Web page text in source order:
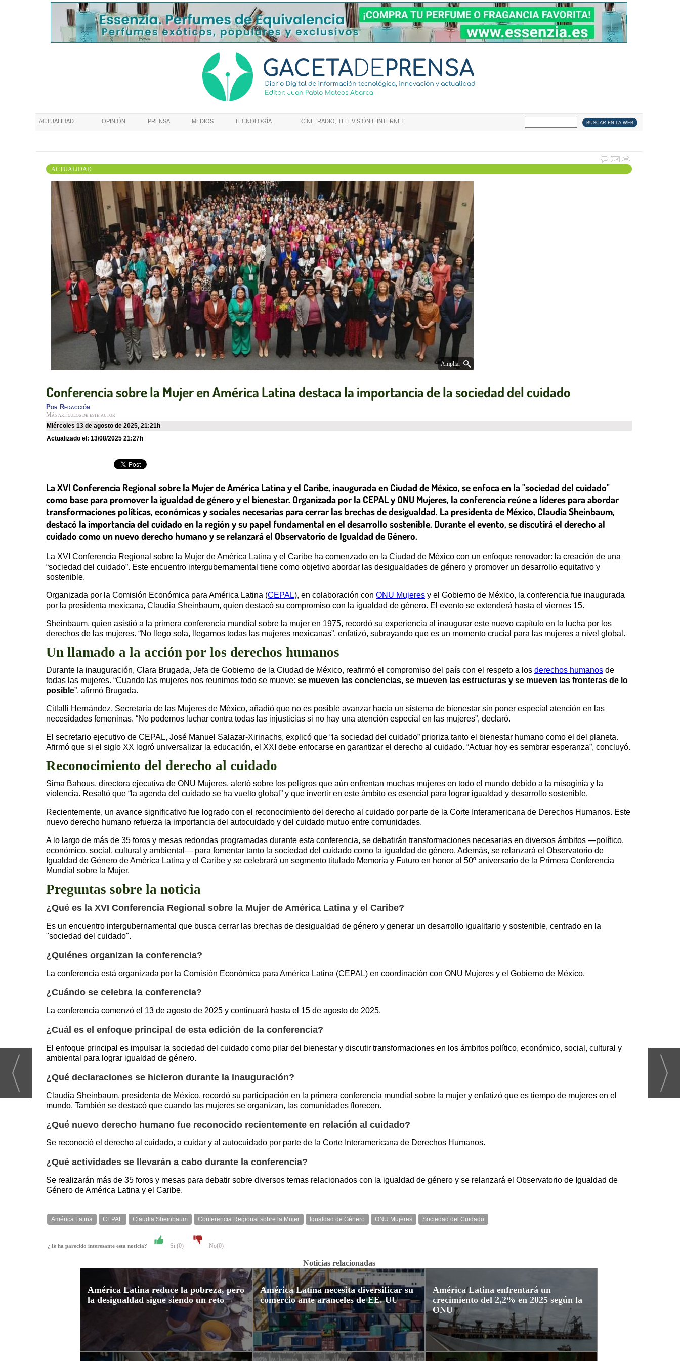
ACTUALIDAD OPINIÓN PRENSA MEDIOS TECNOLOGÍA CINE, RADIO, TELEVISIÓN E INTERNET
ACTUALIDAD
Ampliar
Conferencia sobre la Mujer en América Latina destaca la importancia de la sociedad del cuidado
Por Redacción
Más artículos de este autor
miércoles 13 de agosto de 2025, 21:21h
Actualizado el: 13/08/2025 21:27h
La XVI Conferencia Regional sobre la Mujer de América Latina y el Caribe, inaugurada en Ciudad de México, se enfoca en la "sociedad del cuidado"
como base para promover la igualdad de género y el bienestar. Organizada por la CEPAL y ONU Mujeres, la conferencia reúne a líderes para abordar
transformaciones políticas, económicas y sociales necesarias para cerrar las brechas de desigualdad. La presidenta de México, Claudia Sheinbaum,
destacó la importancia del cuidado en la región y su papel fundamental en el desarrollo sostenible. Durante el evento, se discutirá el derecho al
cuidado como un nuevo derecho humano y se relanzará el Observatorio de Igualdad de Género.
La XVI Conferencia Regional sobre la Mujer de América Latina y el Caribe ha comenzado en la Ciudad de México con un enfoque renovador: la creación de una
“sociedad del cuidado”. Este encuentro intergubernamental tiene como objetivo abordar las desigualdades de género y promover un desarrollo equitativo y
sostenible.
Organizada por la Comisión Económica para América Latina (CEPAL), en colaboración con ONU Mujeres y el Gobierno de México, la conferencia fue inaugurada
por la presidenta mexicana, Claudia Sheinbaum, quien destacó su compromiso con la igualdad de género. El evento se extenderá hasta el viernes 15.
Sheinbaum, quien asistió a la primera conferencia mundial sobre la mujer en 1975, recordó su experiencia al inaugurar este nuevo capítulo en la lucha por los
derechos de las mujeres. “No llego sola, llegamos todas las mujeres mexicanas”, enfatizó, subrayando que es un momento crucial para las mujeres a nivel global.
Un llamado a la acción por los derechos humanos
Durante la inauguración, Clara Brugada, Jefa de Gobierno de la Ciudad de México, reafirmó el compromiso del país con el respeto a los derechos humanos de
todas las mujeres. “Cuando las mujeres nos reunimos todo se mueve: se mueven las conciencias, se mueven las estructuras y se mueven las fronteras de lo
posible”, afirmó Brugada.
Citlalli Hernández, Secretaria de las Mujeres de México, añadió que no es posible avanzar hacia un sistema de bienestar sin poner especial atención en las
necesidades femeninas. “No podemos luchar contra todas las injusticias si no hay una atención especial en las mujeres”, declaró.
El secretario ejecutivo de CEPAL, José Manuel Salazar-Xirinachs, explicó que “la sociedad del cuidado” prioriza tanto el bienestar humano como el del planeta.
Afirmó que si el siglo XX logró universalizar la educación, el XXI debe enfocarse en garantizar el derecho al cuidado. “Actuar hoy es sembrar esperanza”, concluyó.
Reconocimiento del derecho al cuidado
Sima Bahous, directora ejecutiva de ONU Mujeres, alertó sobre los peligros que aún enfrentan muchas mujeres en todo el mundo debido a la misoginia y la
violencia. Resaltó que “la agenda del cuidado se ha vuelto global” y que invertir en este ámbito es esencial para lograr igualdad y desarrollo sostenible.
Recientemente, un avance significativo fue logrado con el reconocimiento del derecho al cuidado por parte de la Corte Interamericana de Derechos Humanos. Este
nuevo derecho humano refuerza la importancia del autocuidado y del cuidado mutuo entre comunidades.
A lo largo de más de 35 foros y mesas redondas programadas durante esta conferencia, se debatirán transformaciones necesarias en diversos ámbitos —político,
económico, social, cultural y ambiental— para fomentar tanto la sociedad del cuidado como la igualdad de género. Además, se relanzará el Observatorio de
Igualdad de Género de América Latina y el Caribe y se celebrará un segmento titulado Memoria y Futuro en honor al 50º aniversario de la Primera Conferencia
Mundial sobre la Mujer.
Preguntas sobre la noticia
¿Qué es la XVI Conferencia Regional sobre la Mujer de América Latina y el Caribe?
Es un encuentro intergubernamental que busca cerrar las brechas de desigualdad de género y generar un desarrollo igualitario y sostenible, centrado en la
"sociedad del cuidado".
¿Quiénes organizan la conferencia?
La conferencia está organizada por la Comisión Económica para América Latina (CEPAL) en coordinación con ONU Mujeres y el Gobierno de México.
¿Cuándo se celebra la conferencia?
La conferencia comenzó el 13 de agosto de 2025 y continuará hasta el 15 de agosto de 2025.
¿Cuál es el enfoque principal de esta edición de la conferencia?
El enfoque principal es impulsar la sociedad del cuidado como pilar del bienestar y discutir transformaciones en los ámbitos político, económico, social, cultural y
ambiental para lograr igualdad de género.
¿Qué declaraciones se hicieron durante la inauguración?
Claudia Sheinbaum, presidenta de México, recordó su participación en la primera conferencia mundial sobre la mujer y enfatizó que es tiempo de mujeres en el
mundo. También se destacó que cuando las mujeres se organizan, las comunidades florecen.
¿Qué nuevo derecho humano fue reconocido recientemente en relación al cuidado?
Se reconoció el derecho al cuidado, a cuidar y al autocuidado por parte de la Corte Interamericana de Derechos Humanos.
¿Qué actividades se llevarán a cabo durante la conferencia?
Se realizarán más de 35 foros y mesas para debatir sobre diversos temas relacionados con la igualdad de género y se relanzará el Observatorio de Igualdad de
Género de América Latina y el Caribe.
América Latina CEPAL Claudia Sheinbaum Conferencia Regional sobre la Mujer Igualdad de Género ONU Mujeres Sociedad del Cuidado
¿Te ha parecido interesante esta noticia? Si (0) No(0)
Noticias relacionadas
América Latina reduce la pobreza, pero
la desigualdad sigue siendo un reto
América Latina necesita diversificar su
comercio ante aranceles de EE. UU
América Latina enfrentará un
crecimiento del 2,2% en 2025 según la
ONU